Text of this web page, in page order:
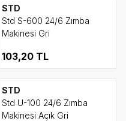
STD
Std S-600 24/6 Zımba
Makinesi Gri
103,20 TL
STD
Std U-100 24/6 Zımba
Makinesi Açık Gri